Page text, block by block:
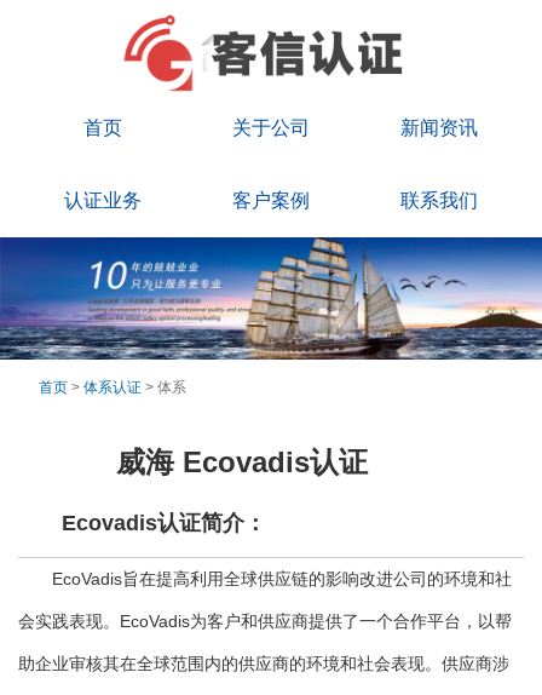
首页 关于公司 新闻资讯
认证业务 客户案例 联系我们
首页 > 体系认证 > 体系
威海 Ecovadis认证
Ecovadis认证简介：
EcoVadis旨在提高利用全球供应链的影响改进公司的环境和社
会实践表现。EcoVadis为客户和供应商提供了一个合作平台，以帮
助企业审核其在全球范围内的供应商的环境和社会表现。供应商涉